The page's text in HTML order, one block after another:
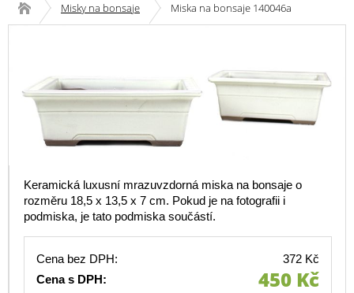
Misky na bonsaje Miska na bonsaje 140046a
Keramická luxusní mrazuvzdorná miska na bonsaje o
rozměru 18,5 x 13,5 x 7 cm. Pokud je na fotografii i
podmiska, je tato podmiska součástí.
Cena bez DPH:
372 Kč
Cena s DPH:
450 Kč